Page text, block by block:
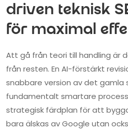
driven teknisk
för maximal
Att gå från teori till handling är
från resten. En AI-förstärkt
snabbare version av det
fundamentalt smartare
strategisk färdplan för att
bara älskas av Google utan